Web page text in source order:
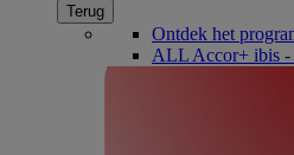
Terug
Ontdek het
ALL Accor+ ibis -